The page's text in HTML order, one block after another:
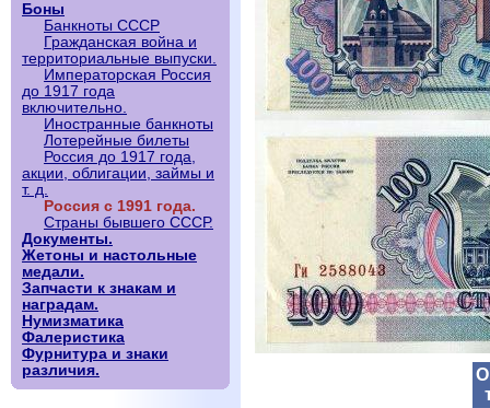
Боны
Банкноты СССР
Гражданская война и
территориальные выпуски.
Императорская Россия
до 1917 года
включительно.
Иностранные банкноты
Лотерейные билеты
Россия до 1917 года,
акции, облигации, займы и
т. д.
Россия с 1991 года.
Страны бывшего СССР.
Документы.
Жетоны и настольные
медали.
Запчасти к знакам и
наградам.
Нумизматика
Фалеристика
Фурнитура и знаки
различия.